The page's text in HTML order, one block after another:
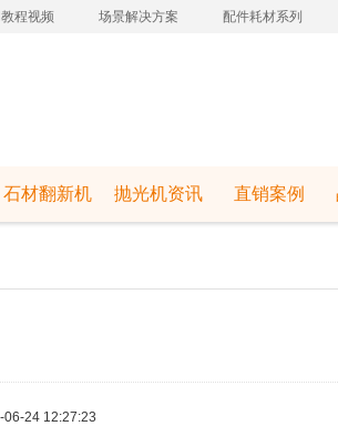
程视频 场景解决方案 配件耗材系列
石材翻新机 抛光机资讯 直销案例
06-24 12:27:23